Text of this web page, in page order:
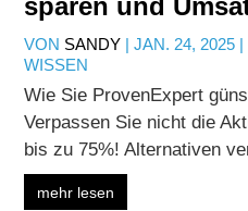
sparen und
VON SANDY |JAN. 24, 2025 |
WISSEN
Wie Sie ProvenExpert
Verpassen Sie nicht die
bis zu 75%! Alternativen
mehr lesen